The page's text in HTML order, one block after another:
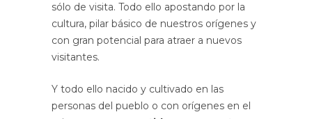
sólo de visita. Todo ello apostando por la
cultura, pilar básico de nuestros orígenes y
con gran potencial para atraer a nuevos
visitantes.
Y todo ello nacido y cultivado en las
personas del pueblo o con orígenes en el